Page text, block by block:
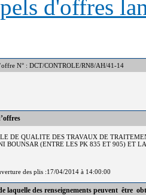
d'offres
N° : DCT/CONTROLE/RN8/AH/41-14
DE QUALITE DES TRAVAUX DE
BOUNSAR (ENTRE LES PK 835 ET 905) ET
des plis :17/04/2014 à 14:00:00
laquelle des renseignements peuvent être